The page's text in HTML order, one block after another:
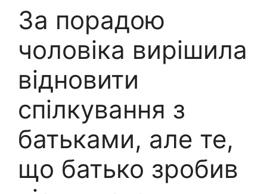
За порадою
чоловіка вирішила
відновити
спілкування з
батьками, але те,
що батько зробив